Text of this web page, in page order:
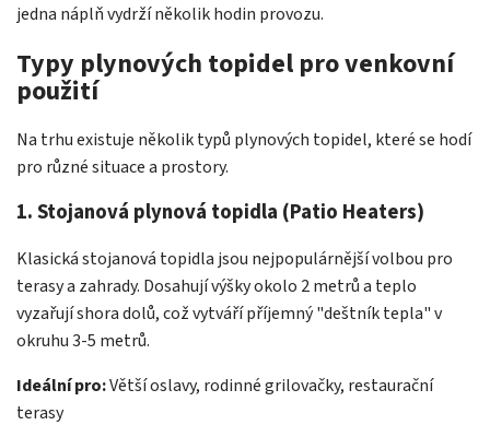
jedna náplň vydrží několik hodin provozu.
Typy plynových topidel pro venkovní
použití
Na trhu existuje několik typů plynových topidel, které se hodí
pro různé situace a prostory.
1. Stojanová plynová topidla (Patio Heaters)
Klasická stojanová topidla jsou nejpopulárnější volbou pro
terasy a zahrady. Dosahují výšky okolo 2 metrů a teplo
vyzařují shora dolů, což vytváří příjemný "deštník tepla" v
okruhu 3-5 metrů.
Ideální pro:Větší oslavy, rodinné grilovačky, restaurační
terasy